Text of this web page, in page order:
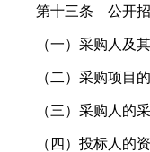
第十三条 公开招标
（一）采购人及其
（二）采购项目的
（三）采购人的采
（四）投标人的资